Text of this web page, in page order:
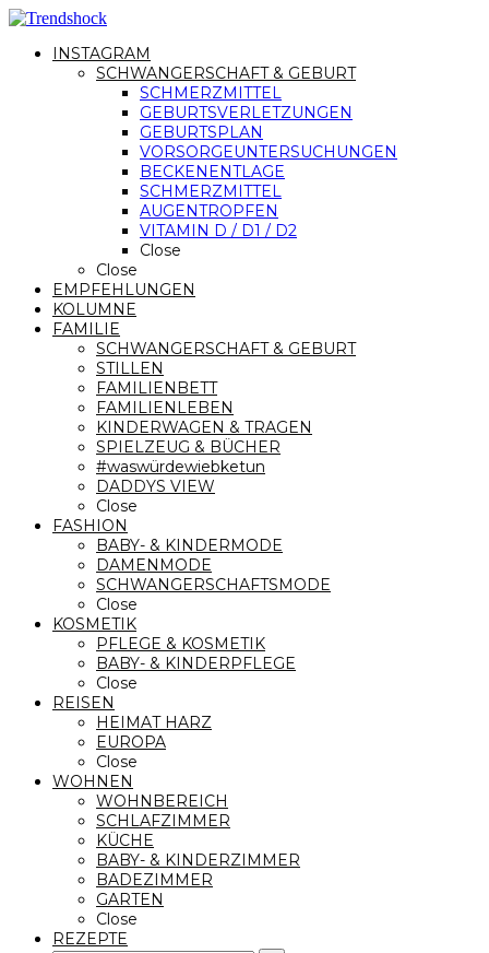
INSTAGRAM
SCHWANGERSCHAFT & GEBURT
SCHMERZMITTEL
GEBURTSVERLETZUNGEN
GEBURTSPLAN
VORSORGEUNTERSUCHUNGEN
BECKENENTLAGE
SCHMERZMITTEL
AUGENTROPFEN
VITAMIN D / D1 / D2
Close
Close
EMPFEHLUNGEN
KOLUMNE
FAMILIE
SCHWANGERSCHAFT & GEBURT
STILLEN
FAMILIENBETT
FAMILIENLEBEN
KINDERWAGEN & TRAGEN
SPIELZEUG & BÜCHER
#waswürdewiebketun
DADDYS VIEW
Close
FASHION
BABY- & KINDERMODE
DAMENMODE
SCHWANGERSCHAFTSMODE
Close
KOSMETIK
PFLEGE & KOSMETIK
BABY- & KINDERPFLEGE
Close
REISEN
HEIMAT HARZ
EUROPA
Close
WOHNEN
WOHNBEREICH
SCHLAFZIMMER
KÜCHE
BABY- & KINDERZIMMER
BADEZIMMER
GARTEN
Close
REZEPTE